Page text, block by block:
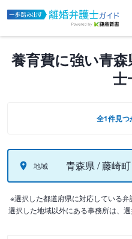
養育費に強い青
士
全1件見つ
地域 青森県 / 藤崎町
※選択した都道府県に対応している
選択した地域以外にある事務所は、